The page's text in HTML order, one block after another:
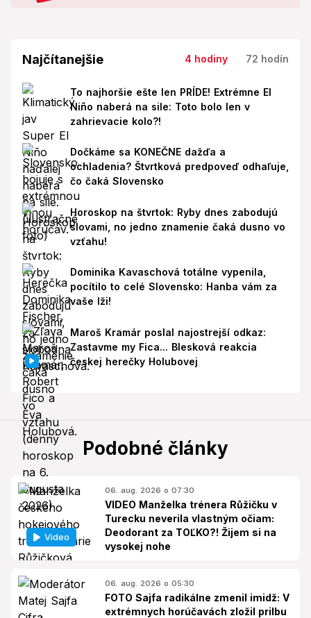
Najčítanejšie 4 hodiny 72 hodín
To najhoršie ešte len PRÍDE! Extrémne El
Niño naberá na sile: Toto bolo len v
zahrievacie kolo?!
Dočkáme sa KONEČNE dažďa a
ochladenia? Štvrtková predpoveď odhaľuje,
čo čaká Slovensko
Horoskop na štvrtok: Ryby dnes zabodujú
slovami, no jedno znamenie čaká dusno vo
vzťahu!
Dominika Kavaschová totálne vypenila,
pocítilo to celé Slovensko: Hanba vám za
vaše lži!
Maroš Kramár poslal najostrejší odkaz:
Zastavme my Fica... Blesková reakcia
českej herečky Holubovej
Podobné články
Video
06. aug. 2026 o 07:30
VIDEO Manželka trénera Růžičku v
Turecku neverila vlastným očiam:
Deodorant za TOĽKO?! Žijem si na
vysokej nohe
06. aug. 2026 o 05:30
FOTO Sajfa radikálne zmenil imidž: V
extrémnych horúčavách zložil prilbu